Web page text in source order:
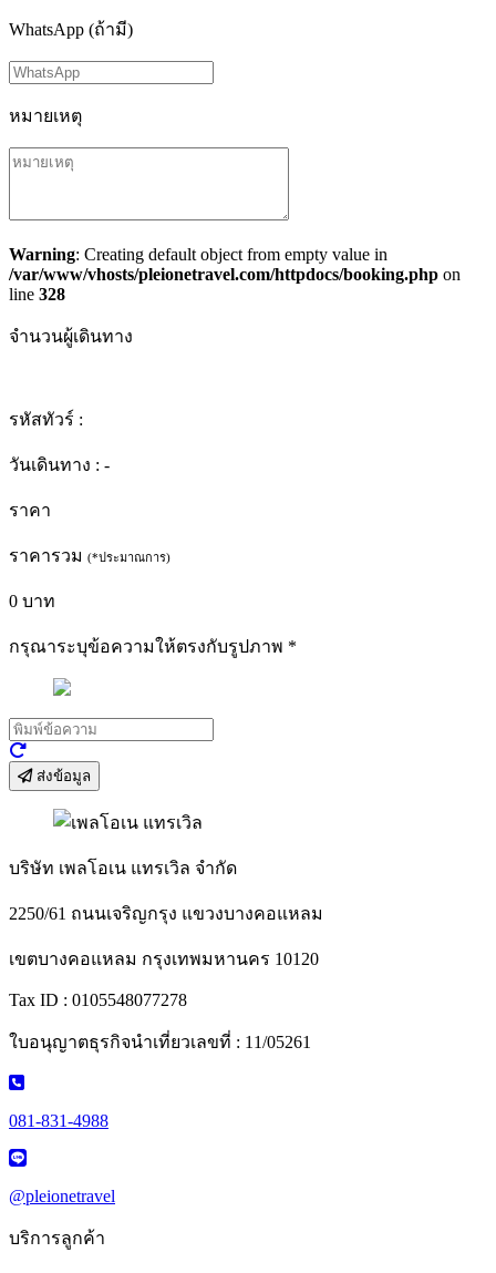
WhatsApp (ถ้ามี)
หมายเหตุ
Warning: Creating default object from empty value in
/var/www/vhosts/pleionetravel.com/httpdocs/booking.php on
line 328
จำนวนผู้เดินทาง
รหัสทัวร์ :
วันเดินทาง : -
ราคา
ราคารวม (*ประมาณการ)
0 บาท
กรุณาระบุข้อความให้ตรงกับรูปภาพ *
ส่งข้อมูล
บริษัท เพลโอเน แทรเวิล จำกัด
2250/61 ถนนเจริญกรุง แขวงบางคอแหลม
เขตบางคอแหลม กรุงเทพมหานคร 10120
Tax ID : 0105548077278
ใบอนุญาตธุรกิจนำเที่ยวเลขที่ : 11/05261
081-831-4988
@pleionetravel
บริการลูกค้า